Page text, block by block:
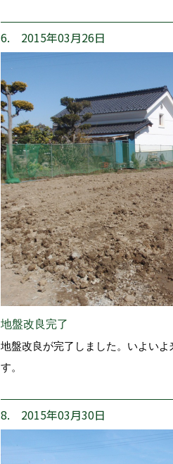
6. 2015年03月26日
地盤改良完了
地盤改良が完了しました。いよい
す。
8. 2015年03月30日